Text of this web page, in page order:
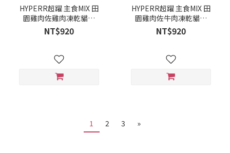
HYPERR超躍 主食MIX 田
園雞肉佐雞肉凍乾貓糧
2kg 4712961528481
NT$920
HYPERR超躍 主食MIX 田
園雞肉佐牛肉凍乾貓糧
2kg 4712961528498
NT$920
1 2 3 »